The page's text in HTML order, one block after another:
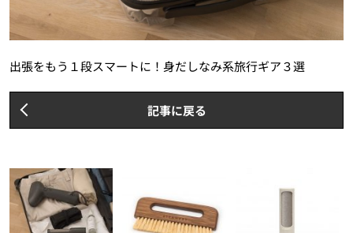
出張をもう１段スマートに！身だしなみ系旅行ギア３選
記事に戻る